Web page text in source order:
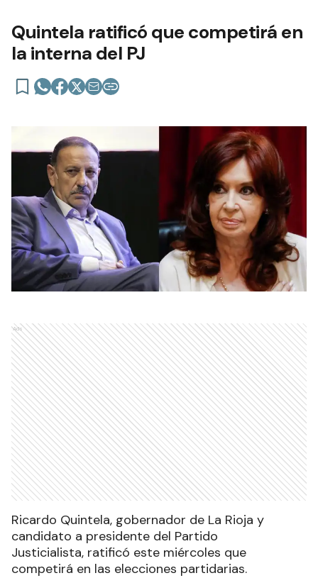
Quintela ratificó que competirá en
la interna del PJ
Ads
Ricardo Quintela, gobernador de La Rioja y
candidato a presidente del Partido
Justicialista, ratificó este miércoles que
competirá en las elecciones partidarias.